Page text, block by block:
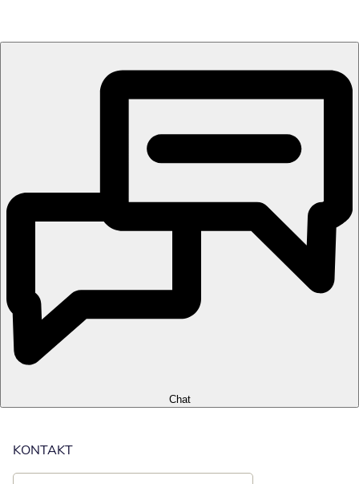
Chat
KONTAKT